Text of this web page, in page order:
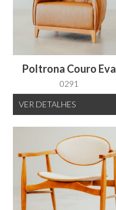
Poltrona Couro Eva
0291
VER DETALHES